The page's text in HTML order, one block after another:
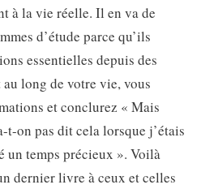
à la vie réelle. Il en va de
d’étude parce qu’ils
essentielles depuis des
long de votre vie, vous
et conclurez « Mais
t-on pas dit cela lorsque j’étais
un temps précieux ». Voilà
dernier livre à ceux et celles